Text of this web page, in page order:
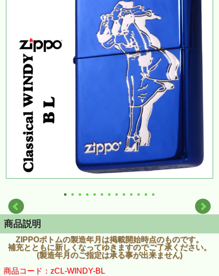
商品説明
ZIPPOボトムの製造年月は掲載開始時点のものです。
補充とともに新しくなってゆきますのでご了承ください。
(製造年月のご指定は承る事が出来ません)
商品コード：zCL-WINDY-BL